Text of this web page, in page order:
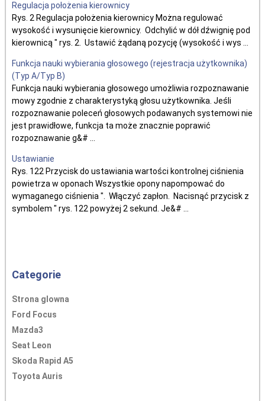
Regulacja położenia kierownicy
Rys. 2 Regulacja położenia kierownicy Można regulować
wysokość i wysunięcie kierownicy. Odchylić w dół dźwignię pod
kierownicą " rys. 2. Ustawić żądaną pozycję (wysokość i wys ...
Funkcja nauki wybierania głosowego (rejestracja użytkownika)
(Typ A/Typ B)
Funkcja nauki wybierania głosowego umożliwia rozpoznawanie
mowy zgodnie z charakterystyką głosu użytkownika. Jeśli
rozpoznawanie poleceń głosowych podawanych systemowi nie
jest prawidłowe, funkcja ta może znacznie poprawić
rozpoznawanie g&# ...
Ustawianie
Rys. 122 Przycisk do ustawiania wartości kontrolnej ciśnienia
powietrza w oponach Wszystkie opony napompować do
wymaganego ciśnienia ". Włączyć zapłon. Nacisnąć przycisk z
symbolem " rys. 122 powyżej 2 sekund. Je&# ...
Categorie
Strona glowna
Ford Focus
Mazda3
Seat Leon
Skoda Rapid A5
Toyota Auris